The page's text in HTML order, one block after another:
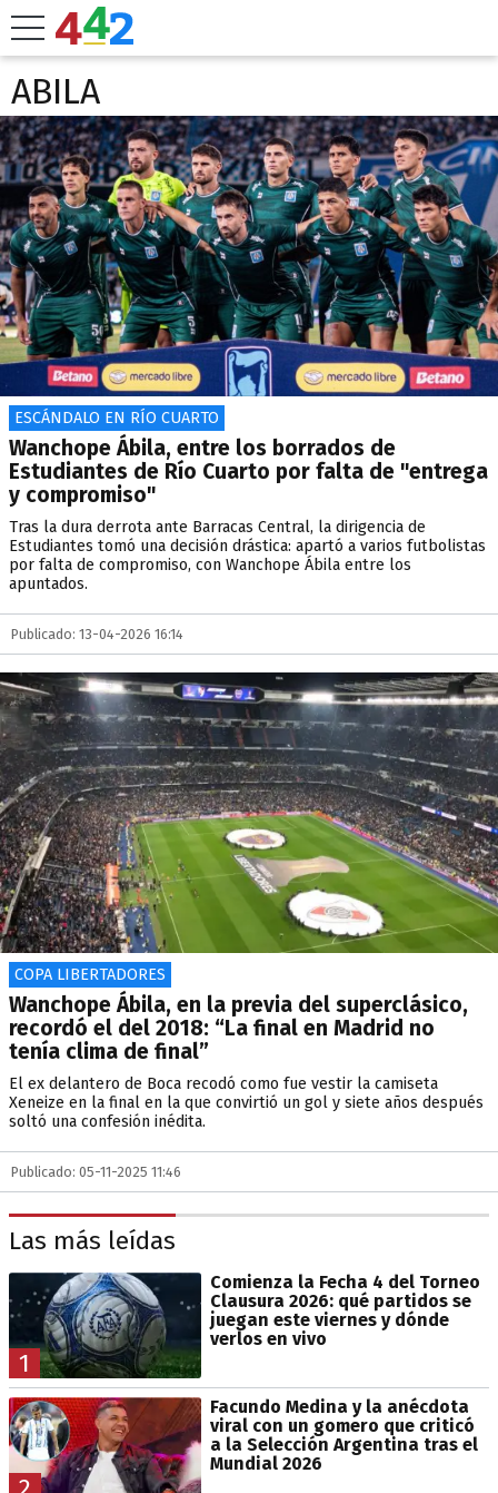
ABILA
ESCÁNDALO EN RÍO CUARTO
Wanchope Ábila, entre los borrados de
Estudiantes de Río Cuarto por falta de "entrega
y compromiso"
Tras la dura derrota ante Barracas Central, la dirigencia de
Estudiantes tomó una decisión drástica: apartó a varios futbolistas
por falta de compromiso, con Wanchope Ábila entre los
apuntados.
Publicado: 13-04-2026 16:14
COPA LIBERTADORES
Wanchope Ábila, en la previa del superclásico,
recordó el del 2018: “La final en Madrid no
tenía clima de final”
El ex delantero de Boca recodó como fue vestir la camiseta
Xeneize en la final en la que convirtió un gol y siete años después
soltó una confesión inédita.
Publicado: 05-11-2025 11:46
Las más leídas
1
Comienza la Fecha 4 del Torneo
Clausura 2026: qué partidos se
juegan este viernes y dónde
verlos en vivo
Facundo Medina y la anécdota
viral con un gomero que criticó
a la Selección Argentina tras el
Mundial 2026